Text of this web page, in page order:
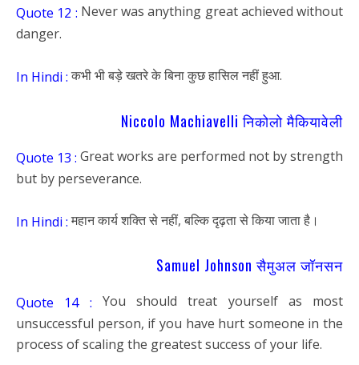
Quote 12 : Never was anything great achieved without
danger.
In Hindi :कभी भी बड़े खतरे के बिना कुछ हासिल नहीं हुआ.
Niccolo Machiavelli निकोलो मैकियावेली
Quote 13 : Great works are performed not by strength
but by perseverance.
In Hindi :महान कार्य शक्ति से नहीं, बल्कि दृढ़ता से किया जाता है।
Samuel Johnson सैमुअल जॉनसन
Quote 14 : You should treat yourself as most
unsuccessful person, if you have hurt someone in the
process of scaling the greatest success of your life.